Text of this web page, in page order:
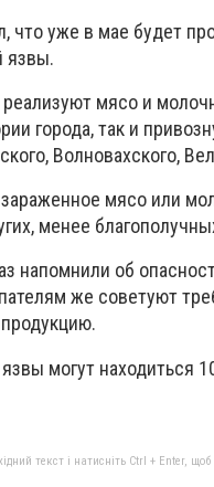
что уже в мае будет
язвы.
мясо и
города, так и
Волновахского,
мясо или
менее
напомнили об
же советуют
могут находиться
текст і натисніть Ctrl + Enter,